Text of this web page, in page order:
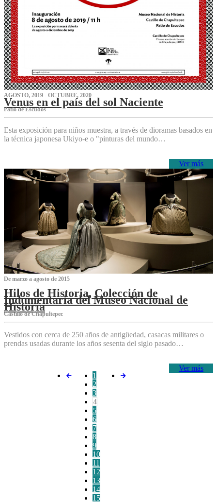
AGOSTO, 2019 - OCTUBRE, 2020
Venus en el país del sol Naciente
P‌atio de Escudos
Esta exposición para niños muestra, a través de dioramas basados en
la técnica japonesa Ukiyo-e o "pinturas del mundo…
Ver más
De marzo a agosto de 2015
Hilos de Historia, Colección de
Indumentaria del Museo Nacional de
Historia
Castillo de Chapultepec
Vestidos con cerca de 250 años de antigüedad, casacas militares o
prendas usadas durante los años sesenta del siglo pasado…
Ver más
1
2
3
4
5
6
7
8
9
10
11
12
13
14
15